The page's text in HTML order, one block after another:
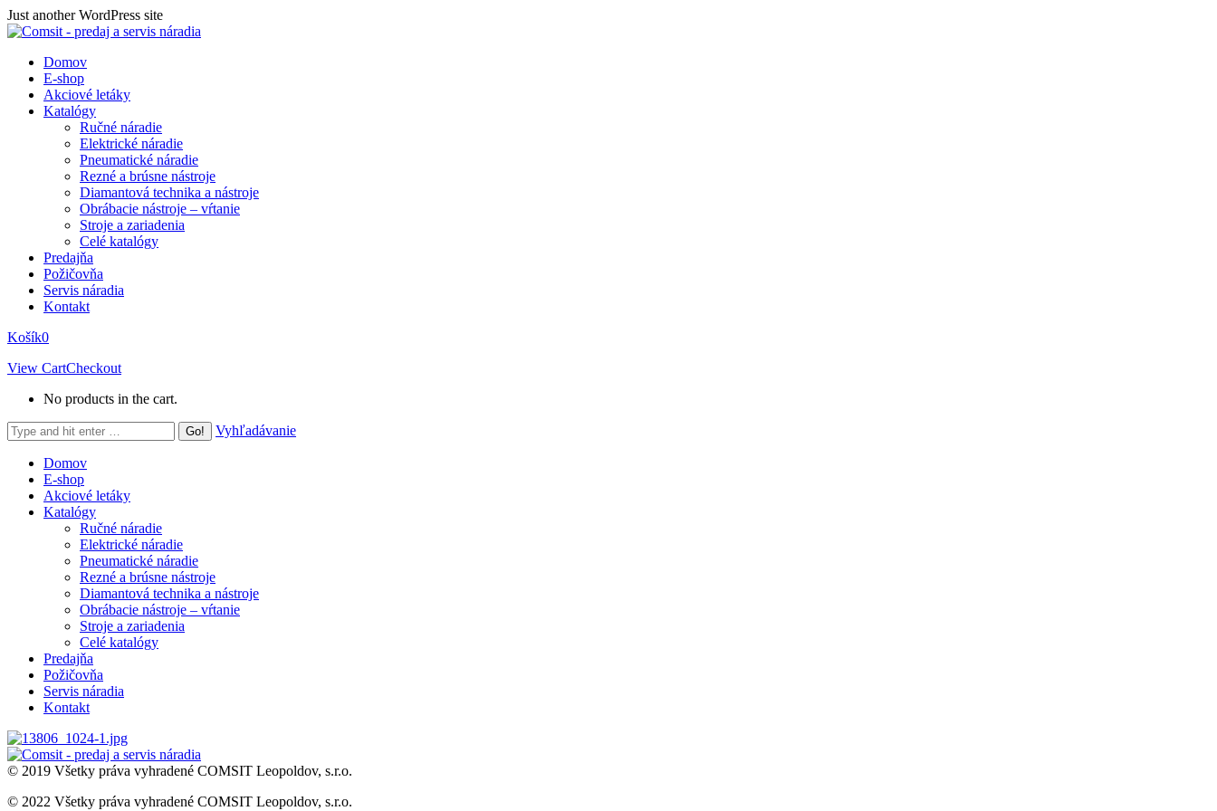
Skip
to
Just another WordPress site
Domov
E-shop
Akciové letáky
Katalógy
Ručné náradie
Elektrické náradie
Pneumatické náradie
Rezné a brúsne nástroje
Diamantová technika a nástroje
Obrábacie nástroje – vŕtanie
Stroje a zariadenia
Celé katalógy
Predajňa
Požičovňa
Servis náradia
Kontakt
Košík0
View CartCheckout
No products in the cart.
Search:
Vyhľadávanie
Domov
E-shop
Akciové letáky
Katalógy
Ručné náradie
Elektrické náradie
Pneumatické náradie
Rezné a brúsne nástroje
Diamantová technika a nástroje
Obrábacie nástroje – vŕtanie
Stroje a zariadenia
Celé katalógy
Predajňa
Požičovňa
Servis náradia
Kontakt
© 2019 Všetky práva vyhradené COMSIT Leopoldov, s.r.o.
© 2022 Všetky práva vyhradené COMSIT Leopoldov, s.r.o.